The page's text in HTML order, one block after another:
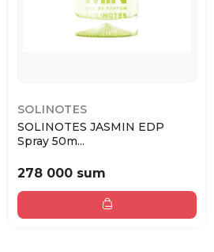
SOLINOTES
SOLINOTES JASMIN EDP
Spray 50m...
278 000 sum